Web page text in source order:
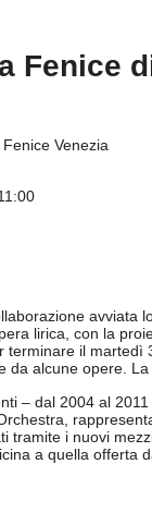
Fenice
Venezia
lirica, con la
terminare il
alcune opere.
– dal 2004 al
tramite i nuovi
a quella offerta